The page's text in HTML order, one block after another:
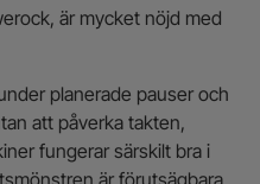
är mycket nöjd med
planerade pauser och
att påverka takten,
fungerar särskilt bra i
är förutsägbara,